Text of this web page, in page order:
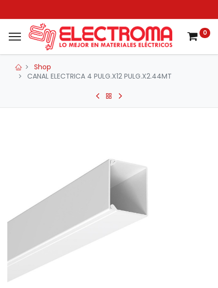
0
Shop
CANAL ELECTRICA 4 PULG.X12 PULG.X2.44MT